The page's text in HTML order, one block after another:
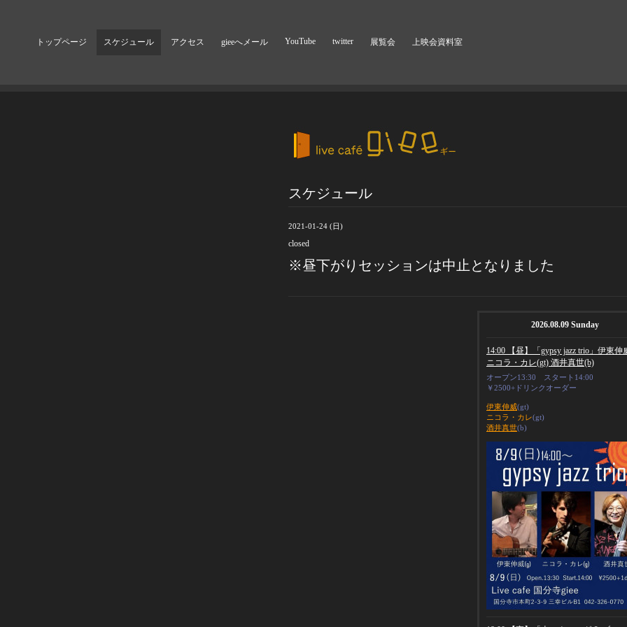
トップページ スケジュール アクセス gieeへメール YouTube twitter 展覧会 上映会資料室
スケジュール
2021-01-24 (日)
closed
※昼下がりセッションは中止となりました
2026.08.09 Sunday
14:00 【昼】「gypsy jazz trio」伊東伸
ニコラ・カレ(gt) 酒井真世(b)
オープン13:30 スタート14:00
￥2500+ドリンクオーダー
伊東伸威(gt)
ニコラ・カレ(gt)
酒井真世(b)